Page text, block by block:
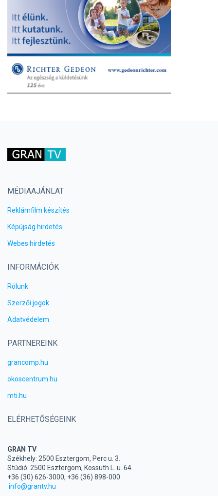
MÉDIAAJÁNLAT
Reklámfilm készítés
Képújság hirdetés
Webes hirdetés
INFORMÁCIÓK
Rólunk
Szerzői jogok
Adatvédelem
PARTNEREINK
grancomp.hu
okoscentrum.hu
mti.hu
ELÉRHETŐSÉGEINK
GRAN TV
Székhely: 2500 Esztergom, Perc u. 3.
Stúdió: 2500 Esztergom, Kossuth L. u. 64.
+36 (30) 626-3000, +36 (36) 898-000
info@grantv.hu